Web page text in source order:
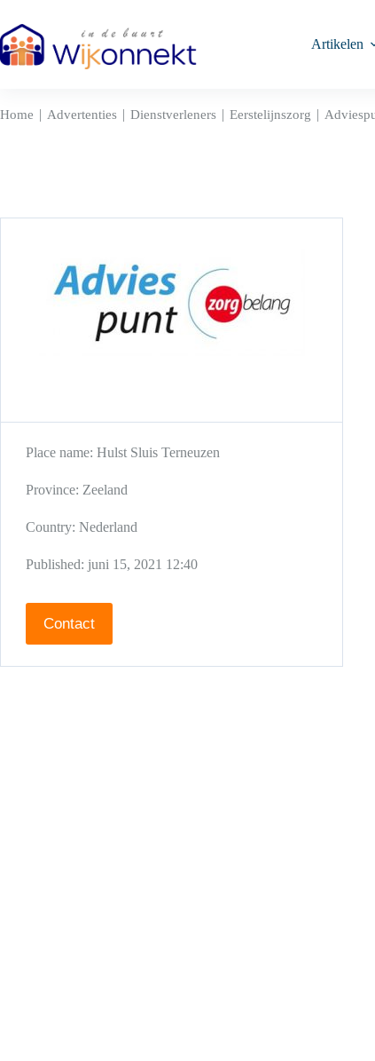
naar
de
inhoud
Artikelen
Home | Advertenties | Dienstverleners | Eerstelijnszorg |
Place name: Hulst Sluis Terneuzen
Province: Zeeland
Country: Nederland
Published: juni 15, 2021 12:40
Contact